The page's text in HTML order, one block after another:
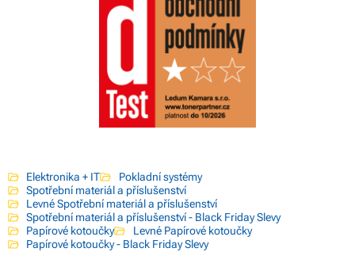
Elektronika + IT
Pokladní systémy
Spotřební materiál a příslušenství
Levné Spotřební materiál a příslušenství
Spotřební materiál a příslušenství - Black Friday Slevy
Papírové kotoučky
Levné Papírové kotoučky
Papírové kotoučky - Black Friday Slevy